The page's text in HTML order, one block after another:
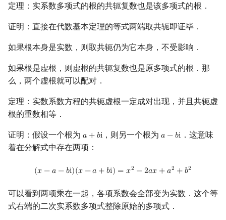
回文树
序列自动机
Lyndon 分解
Main–Lorentz 算法
二次剩余
阶 & 原根
高次剩余 & 单位根
数论分块
狄利克雷卷积
Powerful Number 筛
可持久化数据结构
动态树
析合树
PQ 树
欧拉图
平面图
弦图
图的着色
Prüfer 序列
Kahan 求和
珂朵莉树/颜色段均摊
定理：实系数多项式的根的共轭复数也是该多项式的根．
证明：直接在代数基本定理的等式两端取共轭即证毕．
如果根本身是实数，则取共轭仍为它本身，不受影响．
如果根是虚根，则虚根的共轭复数也是原多项式的根．那
么，两个虚根就可以配对．
定理：实数系数方程的共轭虚根一定成对出现，并且共轭虚
根的重数相等．
证明：假设一个根为 𝑎 +𝑏i
a +b i ，则另一个根为𝑎 −𝑏i
a −b i
．这意味
着在分解式中存在两项：
(𝑥 −𝑎 −𝑏i)(𝑥 −𝑎 +𝑏i) = 𝑥2 −2𝑎𝑥 +𝑎2 +𝑏2
(x−a−bi )(x − a+ bi) =x2−2 ax +a2+ b2
可以看到两项乘在一起，各项系数会全部变为实数．这个等
式右端的二次实系数多项式整除原始的多项式．